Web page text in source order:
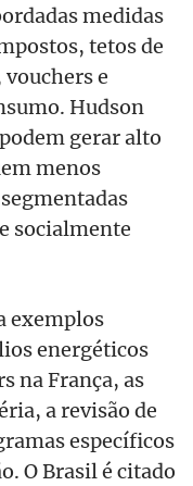
medidas
tetos de
e
Hudson
gerar alto
menos
socialmente
exemplos
energéticos
na França, as
a revisão de
específicos
O Brasil é citado